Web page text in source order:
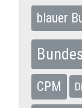
blauer
CPM